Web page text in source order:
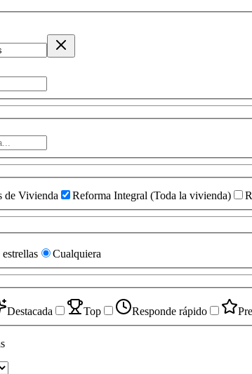
de Vivienda
Reforma Integral (Toda la vivienda)
Cualquiera
Destacada Top Responde rápido